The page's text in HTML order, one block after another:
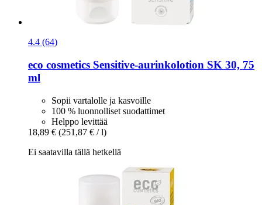
4.4 (64)
eco cosmetics Sensitive-​aurinkolotion SK 30, 75
ml
Sopii vartalolle ja kasvoille
100 % luonnolliset suodattimet
Helppo levittää
18,89 € (251,87 € / l)
Ei saatavilla tällä hetkellä